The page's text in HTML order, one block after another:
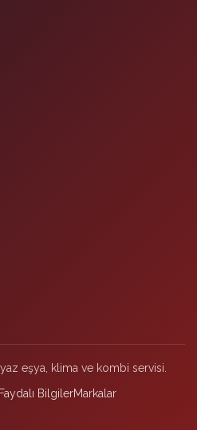
eşya, klima ve kombi servisi.
Faydalı BilgilerMarkalar